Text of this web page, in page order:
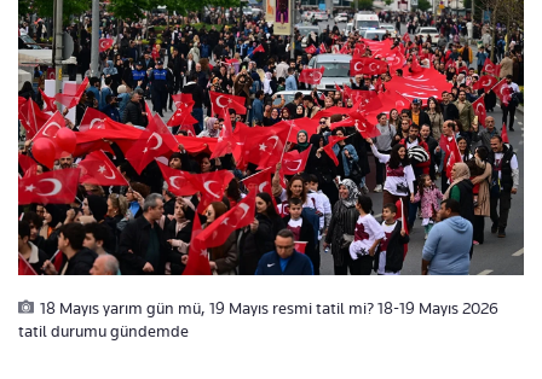
18 Mayıs yarım gün mü, 19 Mayıs resmi tatil mi? 18-19 Mayıs 2026
tatil durumu gündemde